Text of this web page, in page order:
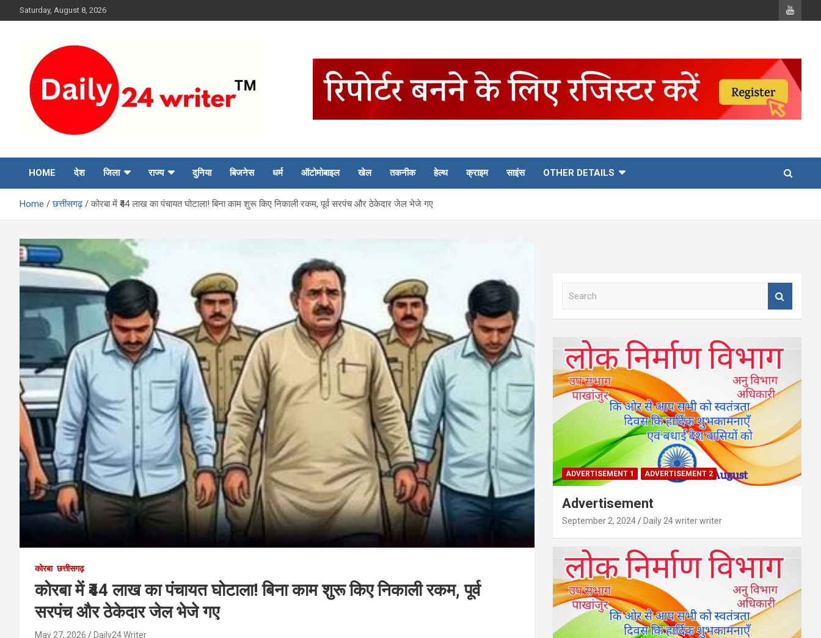
to
Saturday, August 8, 2026
HOME देश जिला राज्य दुनिया बिजनेस धर्म ऑटोमोबाइल खेल तकनीक हेल्थ क्राइम साइंस OTHER DETAILS
Home छत्तीसगढ़ कोरबा में ₹44 लाख का पंचायत घोटाला! बिना काम शुरू किए निकाली रकम, पूर्व सरपंच और ठेकेदार जेल भेजे गए
कोरबा छत्तीसगढ़
कोरबा में ₹44 लाख का पंचायत घोटाला! बिना काम शुरू किए निकाली रकम, पूर्व
सरपंच और ठेकेदार जेल भेजे गए
May 27, 2026 Daily24 Writer
h
ADVERTISEMENT 1 ADVERTISEMENT 2
Advertisement
September 2, 2024 Daily 24 writer writer